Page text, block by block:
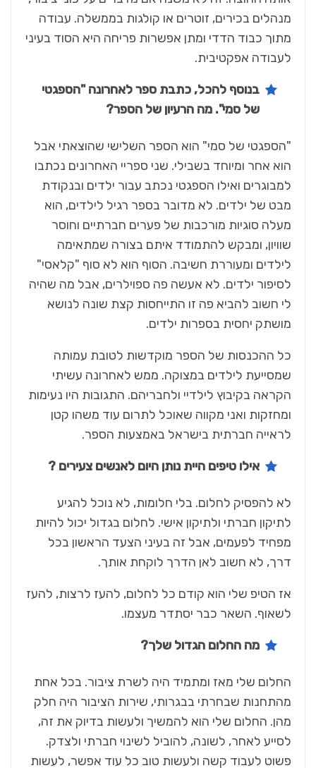
מנהלים בכירים, זוטרים או קולגות בממשלה. עבודה
מתוך כבוד הדדי ומתן אפשרות פריחה היא הסוד בעיני
לעבודה אפקטיבית.
בנוסף להכל, כתבת ספר לאחרונה "הספגטי
של סמי". מה הרעיון של הספר?
"הספגטי של סמי" הוא הספר השלישי שהוצאתי אבל
הוא אחר ומיוחד בשבילי. שני ספריי האחרונים נכתבו
למבוגרים ואילו הספגטי נכתב עבור ילדים ובנקודת
מבט של ילדים. לא מדובר בספר רגיל לילדים, הוא
מעלה סוגיות מורכבות של פערים חברתיים וחוסר
שוויון, ומבקש להתמודד איתם בצורה שמתאימה
לילדים ומעוררת חשיבה. הסוף הוא לא סוף "קלאסי"
לסיפור ילדים. לא אעשה פה ספוילרים, אבל מה שהיה
לי חשוב להביא פה זו התייחסות קצת שונה לנושא
מושתק יחסית בספרות ילדים.
כל ההכנסות של הספר מוקדשות לטובת עמותה
שמסייעת לילדים במצוקה. ממש לאחרונה עשיתי
הקראה בקיבוץ לילדיי ולחבריהם. התגובות היו נעימות
ומחזקות ואני מקווה שאוכל לתרום עוד משהו קטן
לראייה חברתית בישראל באמצעות הספר.
אילו טיפים היית נותן היום לאנשים צעירים ?
לא להפסיק לחלום. בלי חלומות, לא נוכל להגיע
לתיקון חברתי ולתיקון אישי. לחלום בגדול יכול להיות
מפחיד לפעמים, אבל זה בעיני הצעד הראשון בכל
דרך, לא חשוב לאן הדרך לוקחת אותך.
אז הטיפ שלי הוא קודם כל לחלום, להעז לרצות, להעז
לשאוף. השאר כבר יסתדר מעצמו.
מה החלום הגדול שלך?
החלום שלי מאז ומתמיד היה לשרת ציבור. בכל אחת
מהתחנות שבחרתי בבגרותי, שירות הציבור היה חלק
מהן. החלום שלי הוא להמשיך ולעשות בדיוק את זה,
לסייע לאחר, לשונה, להוביל לשינוי חברתי ולצדק.
פשוט לעבוד קשה ולעשות טוב כל עוד אפשר, לעשות